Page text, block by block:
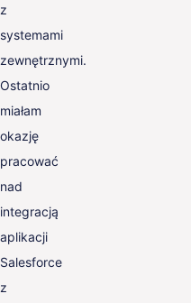
z
systemami
zewnętrznymi.
Ostatnio
miałam
okazję
pracować
nad
integracją
aplikacji
Salesforce
z